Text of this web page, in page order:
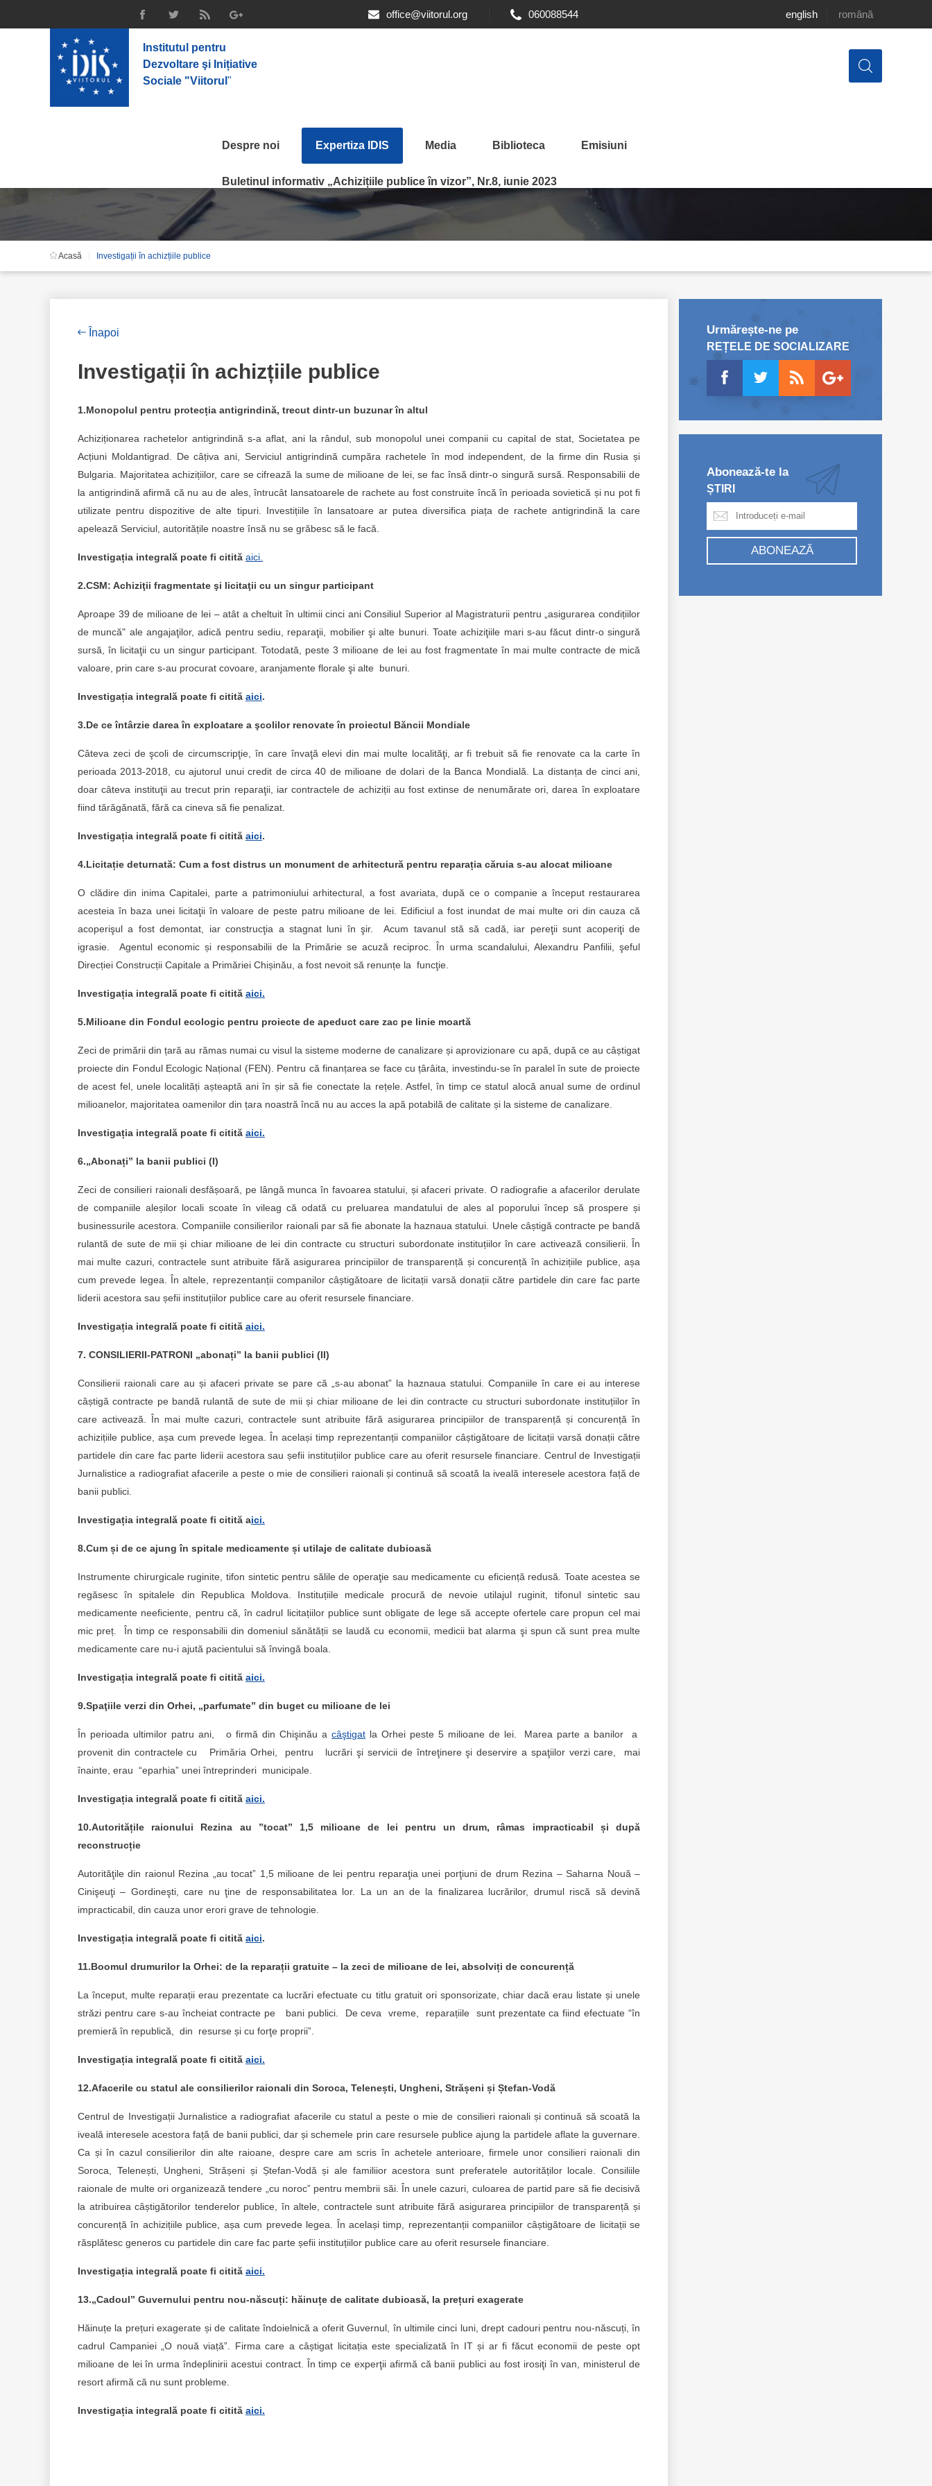
office@viitorul.org 060088544 english română
Institutul pentru
Dezvoltare şi Inițiative
Sociale "Viitorul "
Despre noi Expertiza IDIS Media Biblioteca Emisiuni
Buletinul informativ „Achizițiile publice în vizor”, Nr.8, iunie 2023
Investigații în achizțiile publice
Acasă Investigații în achizțiile publice
Înapoi
Investigații în achizțiile publice
1.Monopolul pentru protecția antigrindină, trecut dintr-un buzunar în altul
Achiziționarea rachetelor antigrindină s-a aflat, ani la rândul, sub monopolul unei companii cu capital de stat, Societatea pe
Acțiuni Moldantigrad. De câțiva ani, Serviciul antigrindină cumpăra rachetele în mod independent, de la firme din Rusia și
Bulgaria. Majoritatea achizițiilor, care se cifrează la sume de milioane de lei, se fac însă dintr-o singură sursă. Responsabilii de
la antigrindină afirmă că nu au de ales, întrucât lansatoarele de rachete au fost construite încă în perioada sovietică și nu pot fi
utilizate pentru dispozitive de alte tipuri. Investițiile în lansatoare ar putea diversifica piața de rachete antigrindină la care
apelează Serviciul, autoritățile noastre însă nu se grăbesc să le facă.
Investigația integrală poate fi citită aici.
2.CSM: Achiziţii fragmentate şi licitaţii cu un singur participant
Aproape 39 de milioane de lei – atât a cheltuit în ultimii cinci ani Consiliul Superior al Magistraturii pentru „asigurarea condițiilor
de muncă" ale angajaţilor, adică pentru sediu, reparaţii, mobilier şi alte bunuri. Toate achiziţiile mari s-au făcut dintr-o singură
sursă, în licitaţii cu un singur participant. Totodată, peste 3 milioane de lei au fost fragmentate în mai multe contracte de mică
valoare, prin care s-au procurat covoare, aranjamente florale şi alte bunuri.
Investigația integrală poate fi citită aici.
3.De ce întârzie darea în exploatare a şcolilor renovate în proiectul Băncii Mondiale
Câteva zeci de şcoli de circumscripţie, în care învaţă elevi din mai multe localităţi, ar fi trebuit să fie renovate ca la carte în
perioada 2013-2018, cu ajutorul unui credit de circa 40 de milioane de dolari de la Banca Mondială. La distanța de cinci ani,
doar câteva instituţii au trecut prin reparaţii, iar contractele de achiziții au fost extinse de nenumărate ori, darea în exploatare
fiind tărăgănată, fără ca cineva să fie penalizat.
Investigația integrală poate fi citită aici.
4.Licitație deturnată: Cum a fost distrus un monument de arhitectură pentru reparația căruia s-au alocat milioane
O clădire din inima Capitalei, parte a patrimoniului arhitectural, a fost avariata, după ce o companie a început restaurarea
acesteia în baza unei licitaţii în valoare de peste patru milioane de lei. Edificiul a fost inundat de mai multe ori din cauza că
acoperişul a fost demontat, iar construcţia a stagnat luni în şir. Acum tavanul stă să cadă, iar pereţii sunt acoperiţi de
igrasie. Agentul economic și responsabilii de la Primărie se acuză reciproc. În urma scandalului, Alexandru Panfilii, şeful
Direcției Construcții Capitale a Primăriei Chișinău, a fost nevoit să renunțe la funcţie.
Investigația integrală poate fi citită aici.
5.Milioane din Fondul ecologic pentru proiecte de apeduct care zac pe linie moartă
Zeci de primării din țară au rămas numai cu visul la sisteme moderne de canalizare și aprovizionare cu apă, după ce au câștigat
proiecte din Fondul Ecologic Național (FEN). Pentru că finanțarea se face cu țârâita, investindu-se în paralel în sute de proiecte
de acest fel, unele localități așteaptă ani în șir să fie conectate la rețele. Astfel, în timp ce statul alocă anual sume de ordinul
milioanelor, majoritatea oamenilor din țara noastră încă nu au acces la apă potabilă de calitate și la sisteme de canalizare.
Investigația integrală poate fi citită aici.
6.„Abonați” la banii publici (I)
Zeci de consilieri raionali desfășoară, pe lângă munca în favoarea statului, și afaceri private. O radiografie a afacerilor derulate
de companiile aleșilor locali scoate în vileag că odată cu preluarea mandatului de ales al poporului încep să prospere și
businessurile acestora. Companiile consilierilor raionali par să fie abonate la haznaua statului. Unele câștigă contracte pe bandă
rulantă de sute de mii și chiar milioane de lei din contracte cu structuri subordonate instituțiilor în care activează consilierii. În
mai multe cazuri, contractele sunt atribuite fără asigurarea principiilor de transparență și concurență în achizițiile publice, așa
cum prevede legea. În altele, reprezentanții companilor câștigătoare de licitații varsă donații către partidele din care fac parte
liderii acestora sau șefii instituțiilor publice care au oferit resursele financiare.
Investigația integrală poate fi citită aici.
7. CONSILIERII-PATRONI „abonați” la banii publici (II)​
Consilierii raionali care au și afaceri private se pare că „s-au abonat” la haznaua statului. Companiile în care ei au interese
câștigă contracte pe bandă rulantă de sute de mii și chiar milioane de lei din contracte cu structuri subordonate instituțiilor în
care activează. În mai multe cazuri, contractele sunt atribuite fără asigurarea principiilor de transparență și concurență în
achizițiile publice, așa cum prevede legea. În același timp reprezentanții companiilor câștigătoare de licitații varsă donații către
partidele din care fac parte liderii acestora sau șefii instituțiilor publice care au oferit resursele financiare. Centrul de Investigații
Jurnalistice a radiografiat afacerile a peste o mie de consilieri raionali și continuă să scoată la iveală interesele acestora față de
banii publici.
Investigația integrală poate fi citită aici.
8.Cum și de ce ajung în spitale medicamente și utilaje de calitate dubioasă
Instrumente chirurgicale ruginite, tifon sintetic pentru sălile de operaţie sau medicamente cu eficiență redusă. Toate acestea se
regăsesc în spitalele din Republica Moldova. Instituțiile medicale procură de nevoie utilajul ruginit, tifonul sintetic sau
medicamente neeficiente, pentru că, în cadrul licitațiilor publice sunt obligate de lege să accepte ofertele care propun cel mai
mic preț. În timp ce responsabilii din domeniul sănătății se laudă cu economii, medicii bat alarma şi spun că sunt prea multe
medicamente care nu-i ajută pacientului să învingă boala.
Investigația integrală poate fi citită aici.
9.Spaţiile verzi din Orhei, „parfumate” din buget cu milioane de lei
În perioada ultimilor patru ani, o firmă din Chişinău acâştigat la Orhei peste 5 milioane de lei. Marea parte a banilor a
provenit din contractele cu Primăria Orhei, pentru lucrări şi servicii de întreţinere şi deservire a spaţiilor verzi care, mai
înainte, erau “eparhia” unei întreprinderi municipale.
Investigația integrală poate fi citită aici.
10.Autoritățile raionului Rezina au ”tocat” 1,5 milioane de lei pentru un drum, râmas impracticabil și după
reconstrucție
Autorităţile din raionul Rezina „au tocat” 1,5 milioane de lei pentru reparaţia unei porţiuni de drum Rezina – Saharna Nouă –
Cinişeuţi – Gordineşti, ​care nu ţine de responsabilitatea lor. La un an de la finalizarea lucrărilor, drumul riscă să devină
impracticabil, din cauza unor erori grave de tehnologie.
Investigația integrală poate fi citită aici.
11.Boomul drumurilor la Orhei: de la reparații gratuite – la zeci de milioane de lei, absolviți de concurență
La început, multe reparații erau prezentate ca lucrări efectuate cu titlu gratuit ori sponsorizate, chiar dacă erau listate și unele
străzi pentru care s-au încheiat contracte pe bani publici. De ceva vreme, reparațiile sunt prezentate ca fiind efectuate “în
premieră în republică, din resurse și cu forţe proprii”.
Investigația integrală poate fi citită aici.
12.Afacerile cu statul ale consilierilor raionali din Soroca, Telenești, Ungheni, Strășeni și Ștefan-Vodă
Centrul de Investigații Jurnalistice a radiografiat afacerile cu statul a peste o mie de consilieri raionali și continuă să scoată la
iveală interesele acestora față de banii publici, dar și schemele prin care resursele publice ajung la partidele aflate la guvernare.
Ca și în cazul consilierilor din alte raioane, despre care am scris în achetele anterioare, firmele unor consilieri raionali din
Soroca, Telenești, Ungheni, Strășeni și Ștefan-Vodă și ale familiior acestora sunt preferatele autorităților locale. Consiliile
raionale de multe ori organizează tendere „cu noroc” pentru membrii săi. În unele cazuri, culoarea de partid pare să fie decisivă
la atribuirea câștigătorilor tenderelor publice, în altele, contractele sunt atribuite fără asigurarea principiilor de transparență și
concurență în achizițiile publice, așa cum prevede legea. În același timp, reprezentanții companiilor câștigătoare de licitații se
răsplătesc generos cu partidele din care fac parte șefii instituțiilor publice care au oferit resursele financiare.
Investigația integrală poate fi citită aici.
13.„Cadoul” Guvernului pentru nou-născuți: hăinuțe de calitate dubioasă, la prețuri exagerate
Hăinuțe la prețuri exagerate și de calitate îndoielnică a oferit Guvernul, în ultimile cinci luni, drept cadouri pentru nou-născuți, în
cadrul Campaniei „O nouă viață”. Firma care a câștigat licitația este specializată în IT și ar fi făcut economii de peste opt
milioane de lei în urma îndeplinirii acestui contract. În timp ce experţii afirmă că banii publici au fost irosiţi în van, ministerul de
resort afirmă că nu sunt probleme.
Investigația integrală poate fi citită aici.
Urmărește-ne pe
REȚELE DE SOCIALIZARE
Abonează-te la
ȘTIRI
ABONEAZĂ